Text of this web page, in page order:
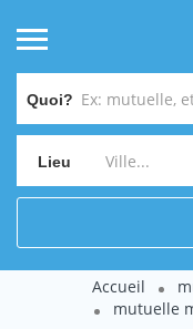
Quoi?
Lieu
Accueil
mutuelle